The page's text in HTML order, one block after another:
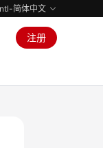
简体中文
注册